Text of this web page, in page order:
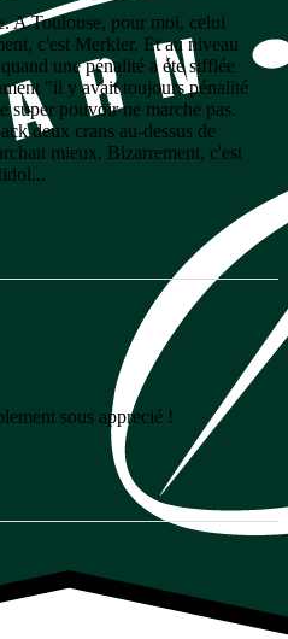
A Toulouse, pour moi, celui
c'est Merkler. Et au niveau
une pénalité a été sifflée
"il y avait toujours pénalité
super pouvoir ne marche pas.
deux crans au-dessus de
mieux. Bizarrement, c'est
sous apprecié !